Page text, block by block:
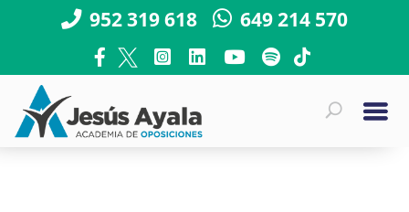
952 319 618 649 214 570